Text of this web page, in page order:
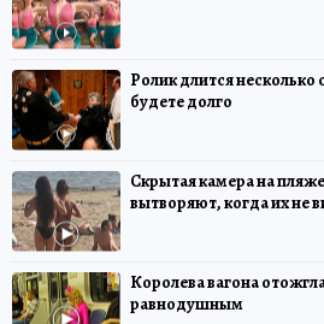
Ролик длится несколько
будете долго
Скрытая камера на
вытворяют, когда их не
Королева вагона
равнодушным